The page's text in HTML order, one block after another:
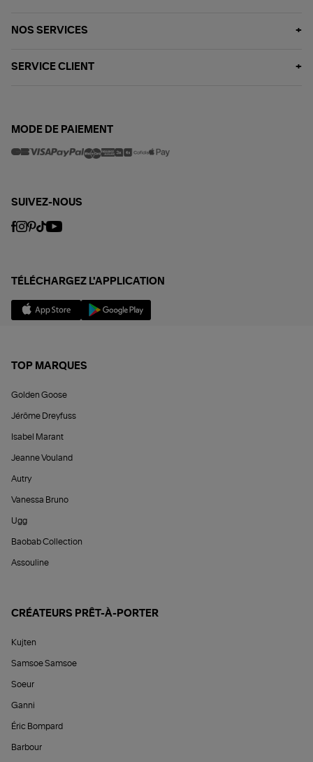
NOS SERVICES
SERVICE CLIENT
MODE DE PAIEMENT
SUIVEZ-NOUS
TÉLÉCHARGEZ L'APPLICATION
TOP MARQUES
Golden Goose
Jérôme Dreyfuss
Isabel Marant
Jeanne Vouland
Autry
Vanessa Bruno
Ugg
Baobab Collection
Assouline
CRÉATEURS PRÊT-À-PORTER
Kujten
Samsoe Samsoe
Soeur
Ganni
Éric Bompard
Barbour